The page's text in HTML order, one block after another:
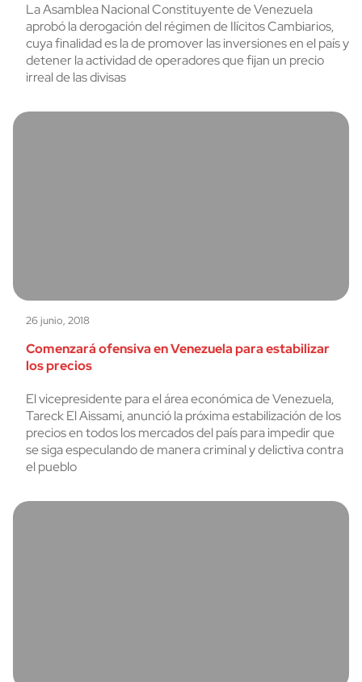
La Asamblea Nacional Constituyente de Venezuela
aprobó la derogación del régimen de Ilícitos Cambiarios,
cuya finalidad es la de promover las inversiones en el país y
detener la actividad de operadores que fijan un precio
irreal de las divisas
26 junio, 2018
Comenzará ofensiva en Venezuela para estabilizar
los precios
El vicepresidente para el área económica de Venezuela,
Tareck El Aissami, anunció la próxima estabilización de los
precios en todos los mercados del país para impedir que
se siga especulando de manera criminal y delictiva contra
el pueblo